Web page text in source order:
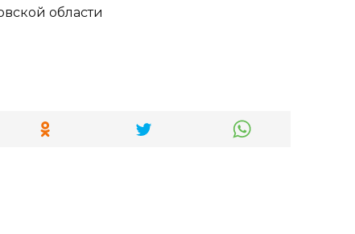
области